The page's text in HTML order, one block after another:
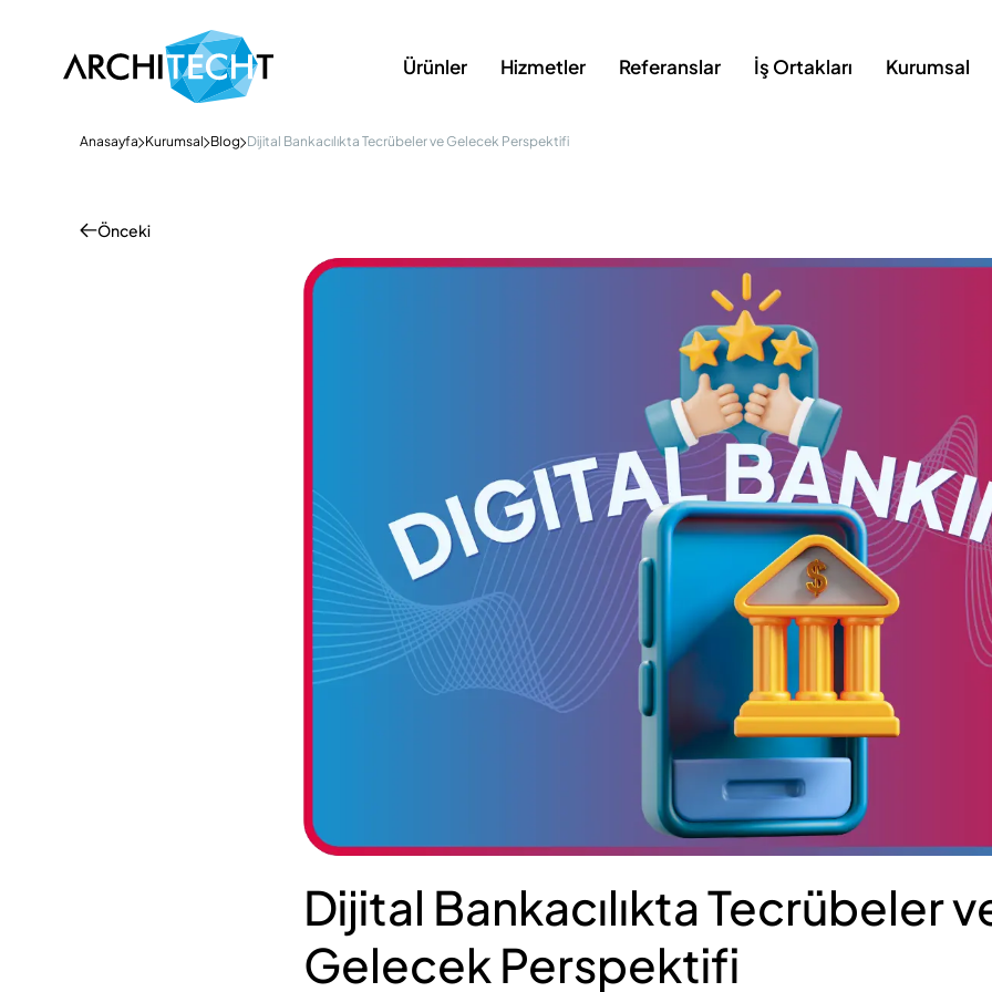
Ürünler Hizmetler Referanslar İş Ortakları Kurumsal
Anasayfa Kurumsal Blog Dijital Bankacılıkta Tecrübeler ve Gelecek Perspektifi
Önceki
Dijital Bankacılıkta Tecrübeler
Gelecek Perspektifi